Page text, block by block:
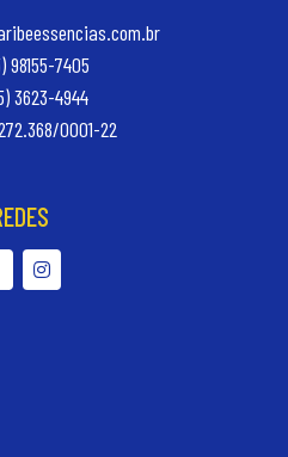
98155-7405
3623-4944
0001-22